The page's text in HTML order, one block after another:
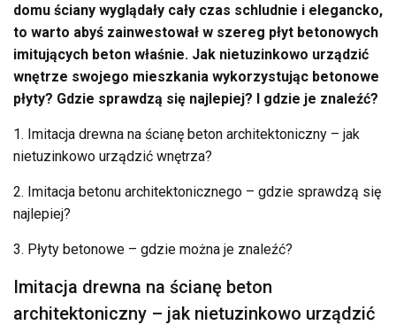
domu ściany wyglądały cały czas schludnie i elegancko,
to warto abyś zainwestował w szereg płyt betonowych
imitujących beton właśnie. Jak nietuzinkowo urządzić
wnętrze swojego mieszkania wykorzystując betonowe
płyty? Gdzie sprawdzą się najlepiej? I gdzie je znaleźć?
1. Imitacja drewna na ścianę beton architektoniczny – jak
nietuzinkowo urządzić wnętrza?
2. Imitacja betonu architektonicznego – gdzie sprawdzą się
najlepiej?
3. Płyty betonowe – gdzie można je znaleźć?
Imitacja drewna na ścianę beton
architektoniczny – jak nietuzinkowo urządzić